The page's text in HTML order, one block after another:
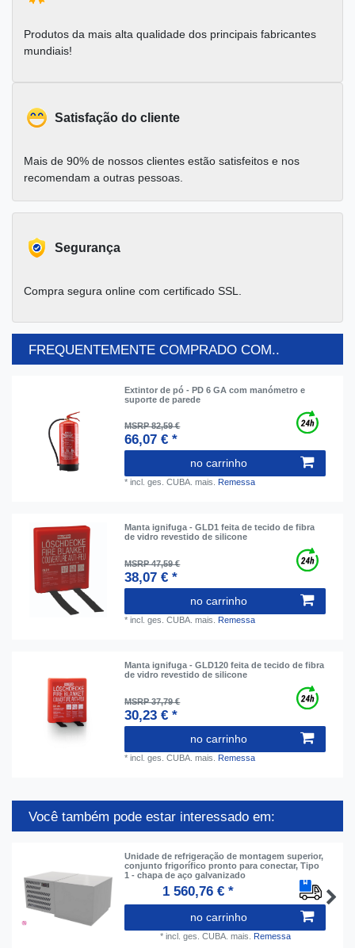
Produtos da mais alta qualidade dos principais fabricantes
mundiais!
Satisfação do cliente
Mais de 90% de nossos clientes estão satisfeitos e nos
recomendam a outras pessoas.
Segurança
Compra segura online com certificado SSL.
FREQUENTEMENTE COMPRADO COM..
Extintor de pó - PD 6 GA com manómetro e
suporte de parede
MSRP 82,59 €
66,07 € *
no carrinho
*incl. ges. CUBA. mais. Remessa
Manta ignifuga - GLD1 feita de tecido de fibra
de vidro revestido de silicone
MSRP 47,59 €
38,07 € *
no carrinho
*incl. ges. CUBA. mais. Remessa
Manta ignifuga - GLD120 feita de tecido de fibra
de vidro revestido de silicone
MSRP 37,79 €
30,23 € *
no carrinho
*incl. ges. CUBA. mais. Remessa
Você também pode estar interessado em:
Unidade de refrigeração de montagem superior,
conjunto frigorífico pronto para conectar, Tipo
1 - chapa de aço galvanizado
1 560,76 € *
no carrinho
* incl. ges. CUBA. mais. Remessa